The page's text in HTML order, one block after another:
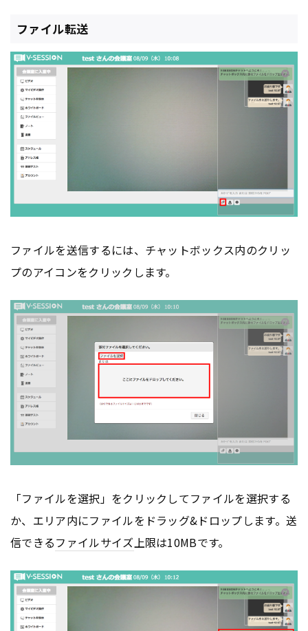
ファイル転送
ファイルを送信するには、チャットボックス内のクリッ
プのアイコンをクリックします。
「ファイルを選択」をクリックしてファイルを選択する
か、エリア内にファイルをドラッグ&ドロップします。送
信できるファイルサイズ 上限は10MBです。